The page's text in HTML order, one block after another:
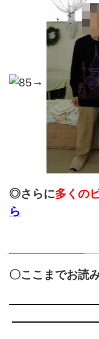
→
◎さらに多くの
ら
〇ここまでお読